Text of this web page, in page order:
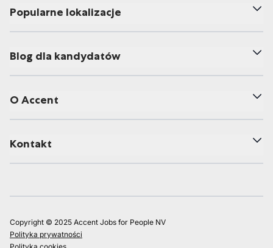
Popularne lokalizacje
Blog dla kandydatów
O Accent
Kontakt
Copyright © 2025 Accent Jobs for People NV
Polityka prywatności